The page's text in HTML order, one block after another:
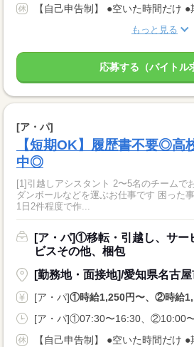
もっと見る
応募する（バイトル
[ア・パ]
【短期OK】履歴書不要◎高
中◎
[1]引越しアシスタント 2〜5名のチームで
ダンボールなどを運ぶお仕事です 困った
1日2件程度で作...
[ア・パ]①移転・引越し、サ
ビスその他、梱包
[勤務地・面接地]/愛知県名古
[ア・パ]①時給1,250円〜、②時給
[ア・パ]①07:30〜16:30、②10:00